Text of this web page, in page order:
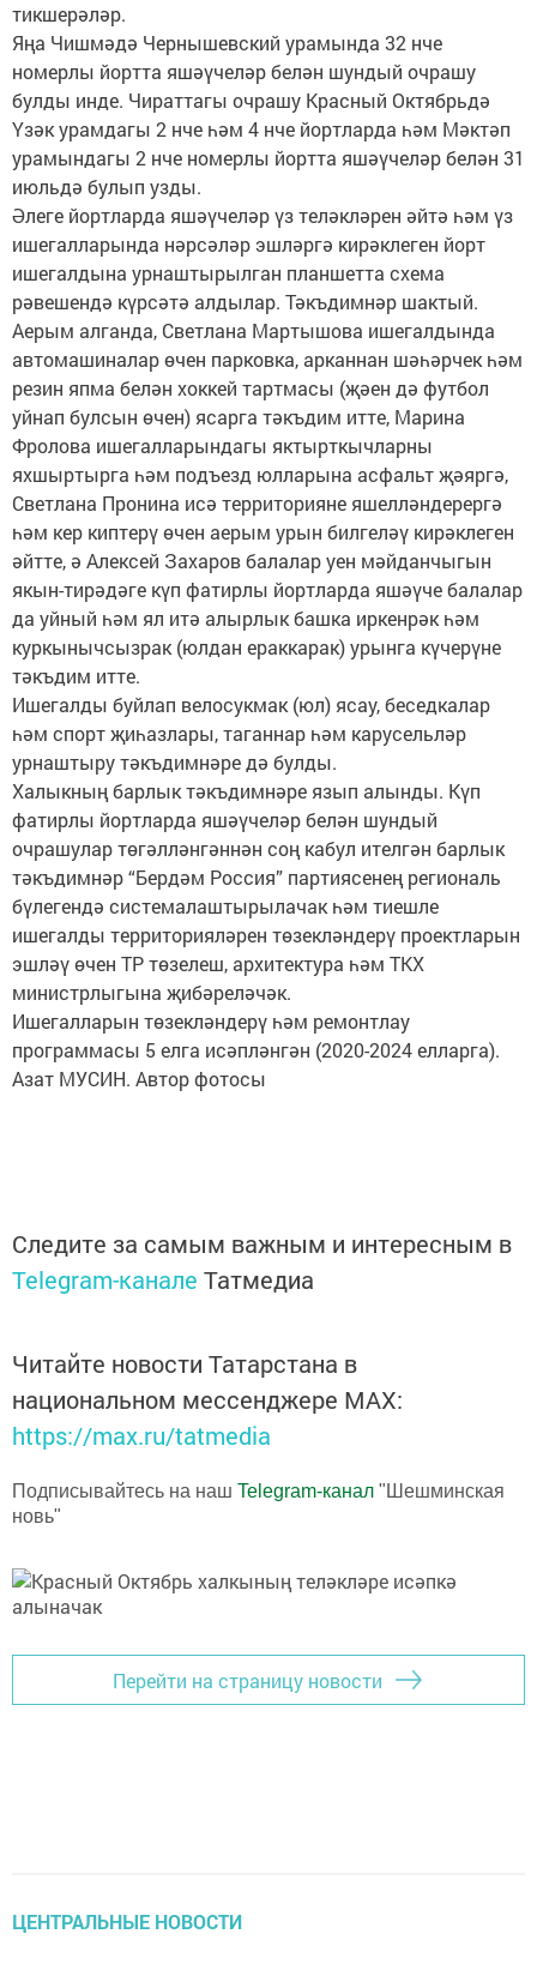
тикшерәләр.
Яңа Чишмәдә Чернышевский урамында 32 нче
номерлы йортта яшәүчеләр белән шундый очрашу
булды инде. Чираттагы очрашу Красный Октябрьдә
Үзәк урамдагы 2 нче һәм 4 нче йортларда һәм Мәктәп
урамындагы 2 нче номерлы йортта яшәүчеләр белән 31
июльдә булып узды.
Әлеге йортларда яшәүчеләр үз теләкләрен әйтә һәм үз
ишегалларында нәрсәләр эшләргә кирәклеген йорт
ишегалдына урнаштырылган планшетта схема
рәвешендә күрсәтә алдылар. Тәкъдимнәр шактый.
Аерым алганда, Светлана Мартышова ишегалдында
автомашиналар өчен парковка, арканнан шәһәрчек һәм
резин япма белән хоккей тартмасы (җәен дә футбол
уйнап булсын өчен) ясарга тәкъдим итте, Марина
Фролова ишегалларындагы яктырткычларны
яхшыртырга һәм подъезд юлларына асфальт җәяргә,
Светлана Пронина исә территорияне яшелләндерергә
һәм кер киптерү өчен аерым урын билгеләү кирәклеген
әйтте, ә Алексей Захаров балалар уен мәйданчыгын
якын-тирәдәге күп фатирлы йортларда яшәүче балалар
да уйный һәм ял итә алырлык башка иркенрәк һәм
куркынычсызрак (юлдан ераккарак) урынга күчерүне
тәкъдим итте.
Ишегалды буйлап велосукмак (юл) ясау, беседкалар
һәм спорт җиһазлары, таганнар һәм карусельләр
урнаштыру тәкъдимнәре дә булды.
Халыкның барлык тәкъдимнәре язып алынды. Күп
фатирлы йортларда яшәүчеләр белән шундый
очрашулар төгәлләнгәннән соң кабул ителгән барлык
тәкъдимнәр “Бердәм Россия” партиясенең региональ
бүлегендә системалаштырылачак һәм тиешле
ишегалды территорияләрен төзекләндерү проектларын
эшләү өчен ТР төзелеш, архитектура һәм ТКХ
министрлыгына җибәреләчәк.
Ишегалларын төзекләндерү һәм ремонтлау
программасы 5 елга исәпләнгән (2020-2024 елларга).
Азат МУСИН. Автор фотосы
Следите за самым важным и интересным в
Telegram-канале Татмедиа
Читайте новости Татарстана в
национальном мессенджере MАХ:
https://max.ru/tatmedia
Подписывайтесь на наш Telegram-канал "Шешминская
новь"
Перейти на страницу новости
ЦЕНТРАЛЬНЫЕ НОВОСТИ